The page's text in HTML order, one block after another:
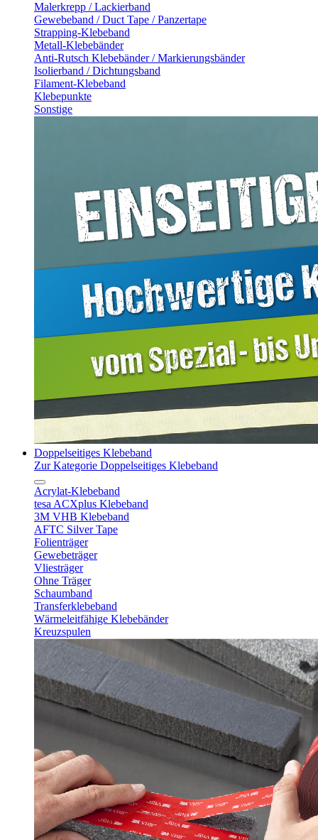
Malerkrepp / Lackierband
Gewebeband / Duct Tape / Panzertape
Strapping-Klebeband
Metall-Klebebänder
Anti-Rutsch Klebebänder / Markierungsbänder
Isolierband / Dichtungsband
Filament-Klebeband
Klebepunkte
Sonstige
Doppelseitiges Klebeband
Zur Kategorie Doppelseitiges Klebeband
Acrylat-Klebeband
tesa ACXplus Klebeband
3M VHB Klebeband
AFTC Silver Tape
Folienträger
Gewebeträger
Vliesträger
Ohne Träger
Schaumband
Transferklebeband
Wärmeleitfähige Klebebänder
Kreuzspulen